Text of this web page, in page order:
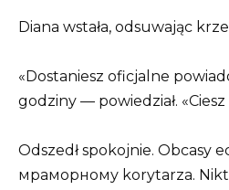
Diana wstała, odsuwając
«Dostaniesz oficjalne
godziny — powiedział. «Ciesz
Odszedł spokojnie. Obcasy
мраморному korytarza. Nikt